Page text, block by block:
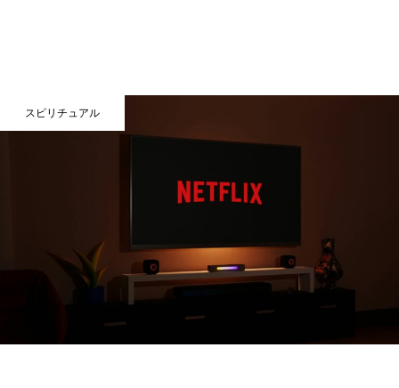
スピリチュアル